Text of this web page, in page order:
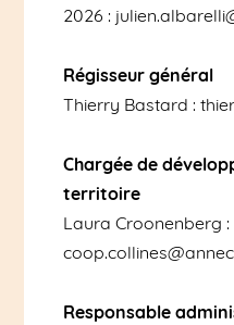
2026 :
Régisseur général
Thierry Bastard :
Chargée de
territoire
Laura Croonenberg :
Responsable